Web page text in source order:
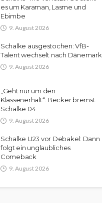
es um Karaman, Lasme und
Ebimbe
9. August 2026
Schalke ausgestochen: VfB-
Talent wechselt nach Dänemark
9. August 2026
„Geht nur um den
Klassenerhalt“: Becker bremst
Schalke 04
9. August 2026
Schalke U23 vor Debakel: Dann
folgt ein unglaubliches
Comeback
9. August 2026